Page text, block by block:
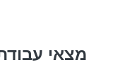
מצאי